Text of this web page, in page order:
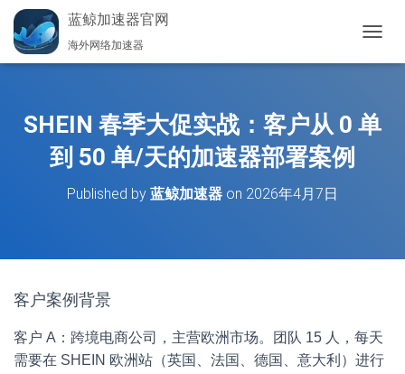
蓝鲸加速器官网
海外网络加速器
换
SHEIN 春季大促实战：客户从 0 单
到 50 单/天的加速器部署案例
Published by 蓝鲸加速器 on 2026年4月7日
客户案例背景
客户 A：跨境电商公司，主营欧洲市场。团队 15 人，每天
需要在 SHEIN 欧洲站（英国、法国、德国、意大利）进行